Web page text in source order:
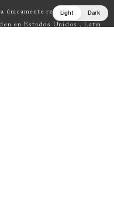
reseñas de obras
en Estados Unidos , Latin
Light Dark